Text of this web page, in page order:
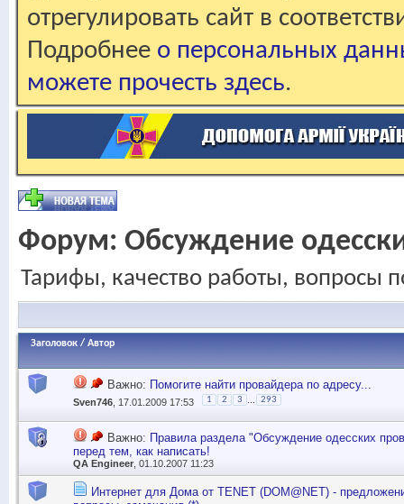
отрегулировать сайт в
Подробнее о персональных
можете прочесть здесь.
Форум: Обсуждение
Тарифы, качество работы, вопросы
Заголовок / Автор
Важно: Помогите найти провайдера по адресу...
Sven746 , 17.01.2009 17:53 1 2 3 293
Важно: Правила раздела "Обсуждение одесских
перед тем, как написать!
QA Engineer, 01.10.2007 11:23
Интернет для Дома от TENET (DOM@NET) -